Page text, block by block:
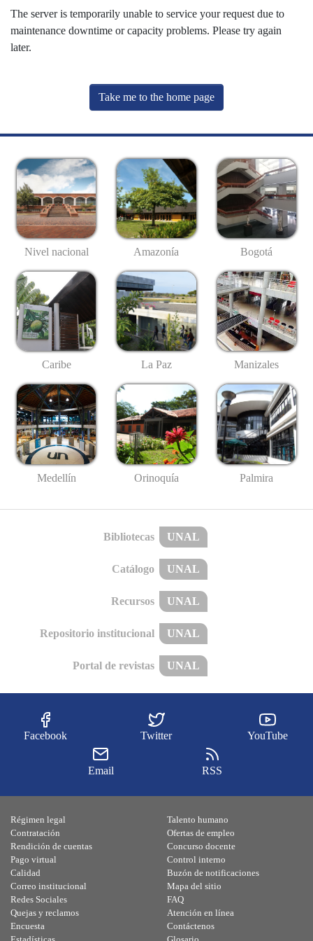
The server is temporarily unable to service your request due to
maintenance downtime or capacity problems. Please try again
later.
Take me to the home page
Nivel nacional Amazonía Bogotá
Caribe La Paz Manizales
Medellín Orinoquía Palmira
Bibliotecas UNAL
Catálogo UNAL
Recursos UNAL
Repositorio institucional UNAL
Portal de revistas UNAL
Facebook Twitter YouTube
Email RSS
Régimen legal
Contratación
Rendición de cuentas
Pago virtual
Calidad
Talento humano
Ofertas de empleo
Concurso docente
Control interno
Buzón de notificaciones
Correo institucional
Redes Sociales
Quejas y reclamos
Encuesta
Mapa del sitio
FAQ
Atención en línea
Contáctenos